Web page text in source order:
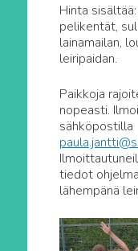
Hinta
pelikentät,
lainamailan,
leiripaidan.
Paikkoja
nopeasti.
sähköpostilla
tiedot
lähempänä